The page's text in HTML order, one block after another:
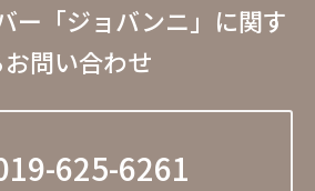
ー「ジョバンニ」に関す
お問い合わせ
625-6261